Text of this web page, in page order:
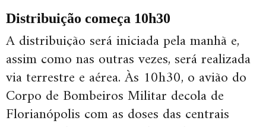
Distribuição começa 10h30
A distribuição será iniciada pela manhã e,
assim como nas outras vezes, será realizada
via terrestre e aérea. Às 10h30, o avião do
Corpo de Bombeiros Militar decola de
Florianópolis com as doses das centrais